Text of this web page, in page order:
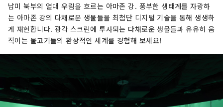
남미 북부의 열대 우림을 흐르는 아마존 강. 풍부한 생태계를 자랑하
는 아마존 강의 다채로운 생물들을 최첨단 디지털 기술을 통해 생생하
게 재현합니다. 광각 스크린에 투사되는 다채로운 생물들과 유유히 움
직이는 물고기들의 환상적인 세계를 경험해 보세요!